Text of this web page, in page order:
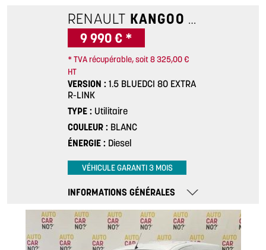
RENAULT KANGOO 1.5
9 990 € *
* TVA récupérable, soit 8 325,00 €
HT
VERSION
1.5 BLUEDCI 80 EXTRA
R-LINK
TYPE
Utilitaire
COULEUR
BLANC
ÉNERGIE
Diesel
VÉHICULE GARANTI 3 MOIS
INFORMATIONS GÉNÉRALES